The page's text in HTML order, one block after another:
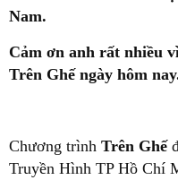
Nam.
Cảm ơn anh rất nhiều
Trên Ghế ngày hôm
Chương trình Trên Ghế
Truyền Hình TP Hồ Chí